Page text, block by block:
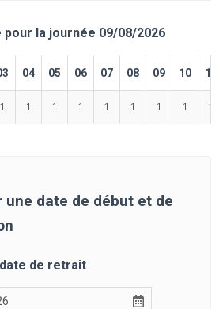
la journée 09/08/2026
04 05 06 07 08 09 10 11
1 1 1 1 1 1 1 1 1
une date de début et de
de retrait